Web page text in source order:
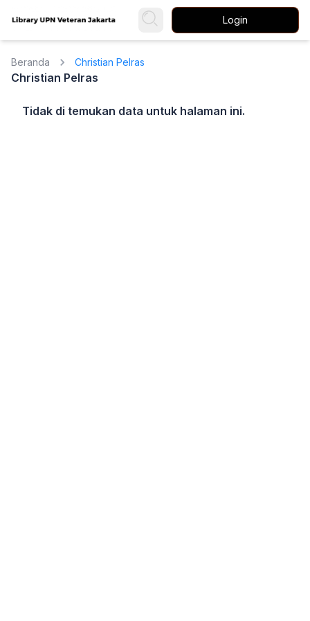
Login
Beranda Christian Pelras
Christian Pelras
Tidak di temukan data untuk halaman ini.